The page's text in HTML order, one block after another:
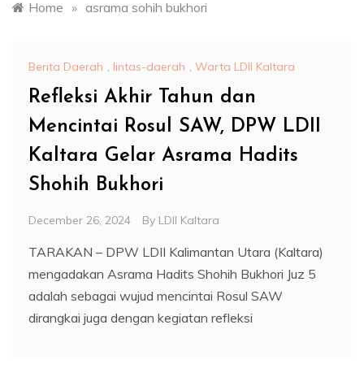
Home » asrama sohih bukhori
Berita Daerah , lintas-daerah , Warta LDII Kaltara
Refleksi Akhir Tahun dan
Mencintai Rosul SAW, DPW LDII
Kaltara Gelar Asrama Hadits
Shohih Bukhori
December 26, 2024 By LDII Kaltara
TARAKAN – DPW LDII Kalimantan Utara (Kaltara)
mengadakan Asrama Hadits Shohih Bukhori Juz 5
adalah sebagai wujud mencintai Rosul SAW
dirangkai juga dengan kegiatan refleksi